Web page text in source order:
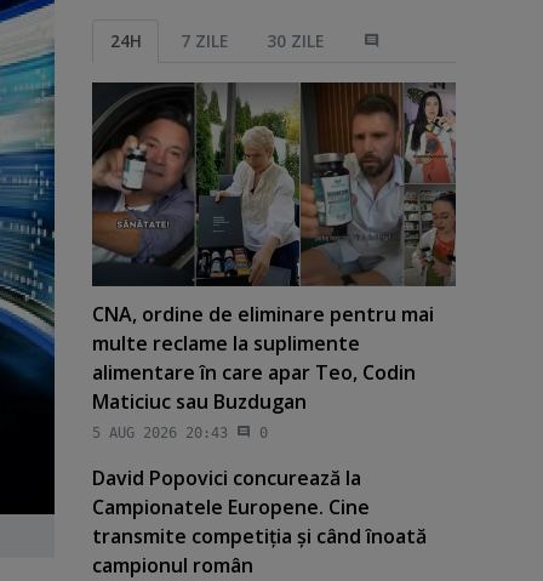
24H 7 ZILE 30 ZILE
CNA, ordine de eliminare pentru mai
multe reclame la suplimente
alimentare în care apar Teo, Codin
Maticiuc sau Buzdugan
5 AUG 2026 20:43 0
David Popovici concurează la
Campionatele Europene. Cine
transmite competiţia şi când înoată
campionul român